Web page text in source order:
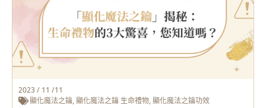
2023 / 11 /11
顯化魔法之鑰,顯化魔法之鑰 生命禮物,顯化魔法之鑰功效